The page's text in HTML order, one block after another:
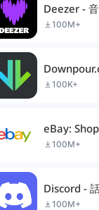
Deezer -
100M+
100K+
eBay:
100M+
Discord -
100M+